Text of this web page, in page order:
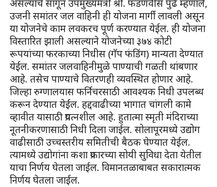
असल्याचे सांगून उपमुख्यमंत्री श्री. फडणवीस पुढे म्हणाले,
उजनी समांतर जल वाहिनी ही योजना मार्गी लावली असून
या योजनेचे काम लवकरच पूर्ण करण्यात येईल. ही योजना
विस्तारित झाली असल्याने योजनेच्या ३७४ कोटी
रूपयांच्या फरकाच्या निधीस (गॅप फंडिंग) मान्यता देण्यात
येईल. समांतर जलवाहिनीमुळे पाण्याची गळती थांबणार
आहे. तसेच पाण्याचे वितरणही व्यवस्थित होणार आहे.
जिल्हा रुग्णालयास फर्निचरसाठी आवश्यक निधी उपलब्ध
करून देण्यात येईल. हद्दवाढीच्या भागात चांगली कामे
व्हावीत यासाठी प्रयत्नशील आहे. हुतात्मा स्मृती मंदिराच्या
नूतनीकरणासाठी निधी दिला जाईल. सोलापूरमध्ये उद्योग
वाढीसाठी उच्चस्तरीय समितीची बैठक घेण्यात येईल.
त्यामध्ये उद्योगांना कशा प्रकारच्या सोयी सुविधा देता येतील
याचा निर्णय घेतला जाईल. विमानतळाबाबत सकारात्मक
निर्णय घेतला जाईल.